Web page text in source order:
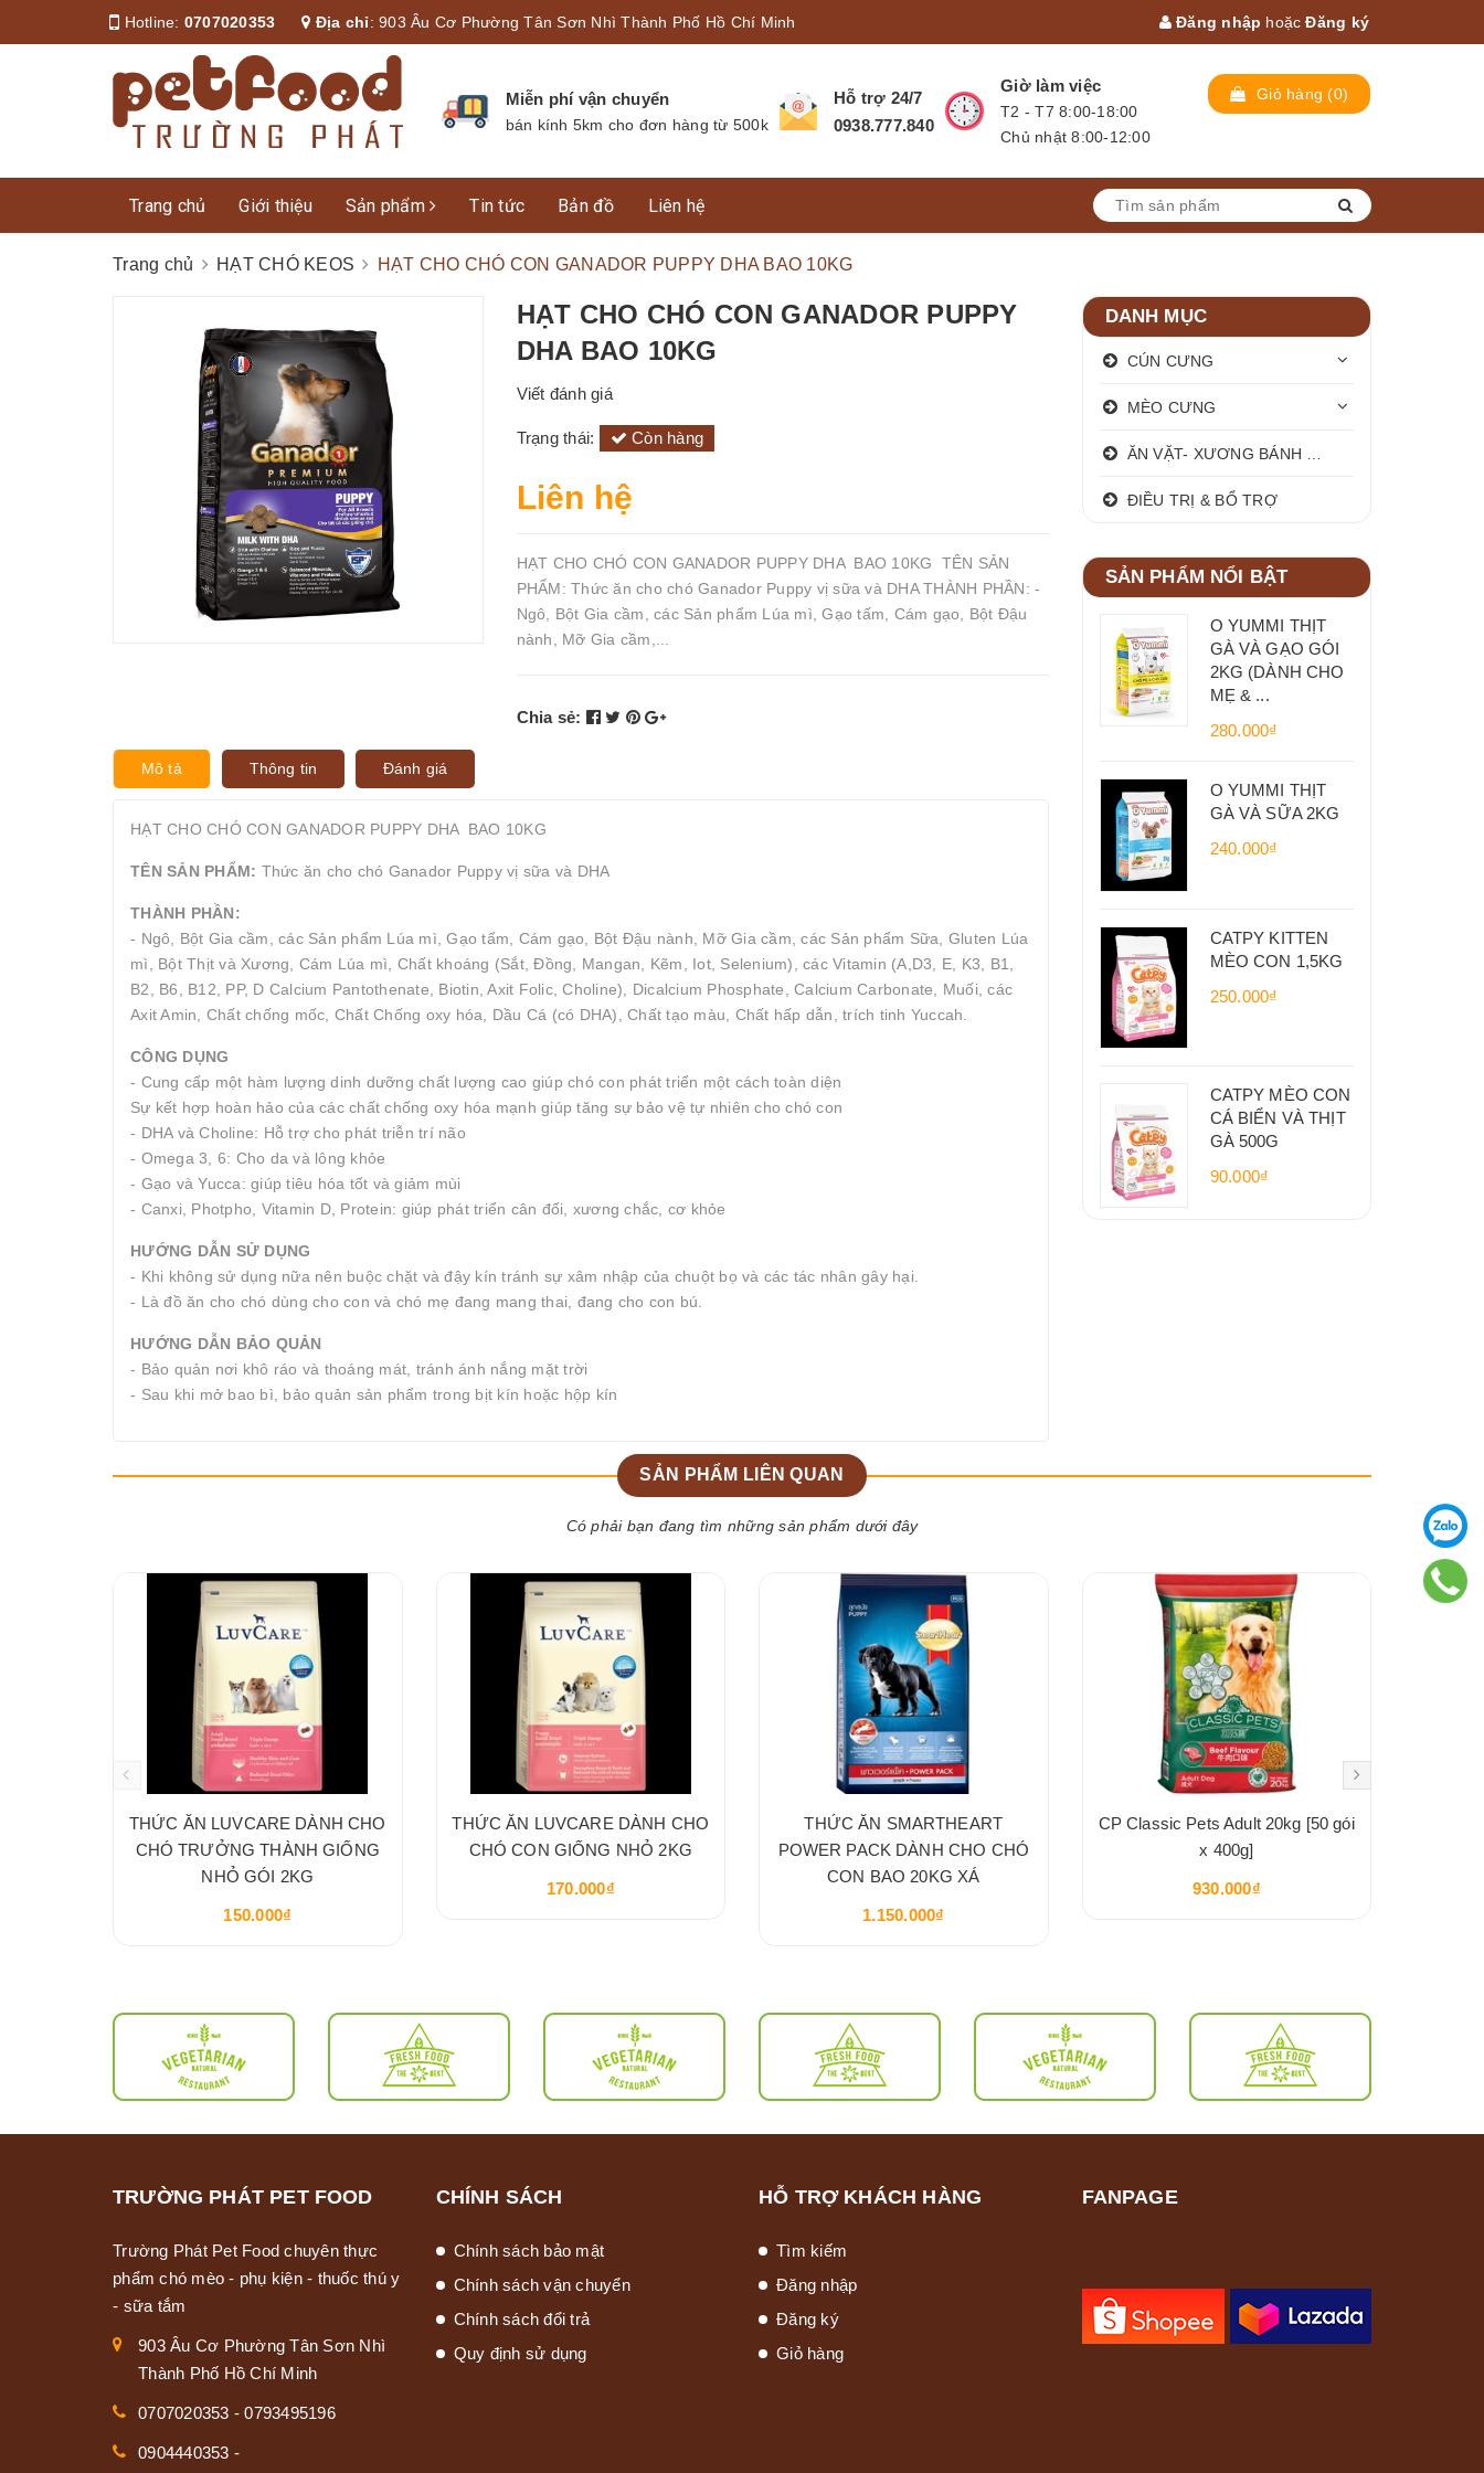
Hotline: 0707020353 Địa chỉ: 903 Âu Cơ Phường Tân Sơn Nhì Thành Phố Hồ Chí Minh Đăng nhập hoặc Đăng ký
Miễn phí vận chuyển
bán kính 5km cho đơn hàng từ 500k
Hỗ trợ 24/7
0938.777.840
Giờ làm việc
T2 - T7 8:00-18:00
Chủ nhật 8:00-12:00
Giỏ hàng (0)
Trang chủ Giới thiệu Sản phẩm Tin tức Bản đồ Liên hệ
Trang chủ HẠT CHÓ KEOS HẠT CHO CHÓ CON GANADOR PUPPY DHA BAO 10KG
HẠT CHO CHÓ CON GANADOR PUPPY
DHA BAO 10KG
Viết đánh giá
Trạng thái: Còn hàng
Liên hệ
HẠT CHO CHÓ CON GANADOR PUPPY DHA BAO 10KG TÊN SẢN
PHẨM: Thức ăn cho chó Ganador Puppy vị sữa và DHA THÀNH PHẦN: -
Ngô, Bột Gia cầm, các Sản phẩm Lúa mì, Gạo tấm, Cám gạo, Bột Đậu
nành, Mỡ Gia cầm,...
Chia sẻ:
Mô tả Thông tin Đánh giá
HẠT CHO CHÓ CON GANADOR PUPPY DHA BAO 10KG
TÊN SẢN PHẨM: Thức ăn cho chó Ganador Puppy vị sữa và DHA
THÀNH PHẦN:
- Ngô, Bột Gia cầm, các Sản phẩm Lúa mì, Gạo tấm, Cám gạo, Bột Đậu nành, Mỡ Gia cầm, các Sản phẩm Sữa, Gluten Lúa
mì, Bột Thịt và Xương, Cám Lúa mì, Chất khoáng (Sắt, Đồng, Mangan, Kẽm, Iot, Selenium), các Vitamin (A,D3, E, K3, B1,
B2, B6, B12, PP, D Calcium Pantothenate, Biotin, Axit Folic, Choline), Dicalcium Phosphate, Calcium Carbonate, Muối, các
Axit Amin, Chất chống mốc, Chất Chống oxy hóa, Dầu Cá (có DHA), Chất tạo màu, Chất hấp dẫn, trích tinh Yuccah.
CÔNG DỤNG
- Cung cấp một hàm lượng dinh dưỡng chất lượng cao giúp chó con phát triển một cách toàn diện
Sự kết hợp hoàn hảo của các chất chống oxy hóa mạnh giúp tăng sự bảo vệ tự nhiên cho chó con
- DHA và Choline: Hỗ trợ cho phát triễn trí não
- Omega 3, 6: Cho da và lông khỏe
- Gạo và Yucca: giúp tiêu hóa tốt và giảm mùi
- Canxi, Photpho, Vitamin D, Protein: giúp phát triển cân đối, xương chắc, cơ khỏe
HƯỚNG DẪN SỬ DỤNG
- Khi không sử dụng nữa nên buộc chặt và đậy kín tránh sự xâm nhập của chuột bọ và các tác nhân gây hại.
- Là đồ ăn cho chó dùng cho con và chó mẹ đang mang thai, đang cho con bú.
HƯỚNG DẪN BẢO QUẢN
- Bảo quản nơi khô ráo và thoáng mát, tránh ánh nắng mặt trời
- Sau khi mở bao bì, bảo quản sản phẩm trong bịt kín hoặc hộp kín
DANH MỤC
CÚN CƯNG
MÈO CƯNG
ĐIỀU TRỊ & BỔ TRỢ
SẢN PHẨM NỔI BẬT
O YUMMI THỊT
GÀ VÀ GẠO GÓI
2KG (DÀNH CHO
MẸ & ...
280.000₫
O YUMMI THỊT
GÀ VÀ SỮA 2KG
240.000₫
CATPY KITTEN
MÈO CON 1,5KG
250.000₫
CATPY MÈO CON
CÁ BIỂN VÀ THỊT
GÀ 500G
90.000₫
SẢN PHẨM LIÊN QUAN
Có phải bạn đang tìm những sản phẩm dưới đây
THỨC ĂN LUVCARE DÀNH CHO
CHÓ TRƯỞNG THÀNH GIỐNG
NHỎ GÓI 2KG
150.000₫
THỨC ĂN LUVCARE DÀNH CHO
CHÓ CON GIỐNG NHỎ 2KG
170.000₫
THỨC ĂN SMARTHEART
POWER PACK DÀNH CHO CHÓ
CON BAO 20KG XÁ
1.150.000₫
CP Classic Pets Adult 20kg [50 gói
x 400g]
930.000₫
TRƯỜNG PHÁT PET FOOD
Trường Phát Pet Food chuyên thực
phẩm chó mèo - phụ kiện - thuốc thú y
- sữa tắm
903 Âu Cơ Phường Tân Sơn Nhì
Thành Phố Hồ Chí Minh
0707020353 -0793495196
0904440353 -
CHÍNH SÁCH
Chính sách bảo mật
Chính sách vận chuyển
Chính sách đổi trả
Quy định sử dụng
HỖ TRỢ KHÁCH HÀNG
Tìm kiếm
Đăng nhập
Đăng ký
Giỏ hàng
FANPAGE